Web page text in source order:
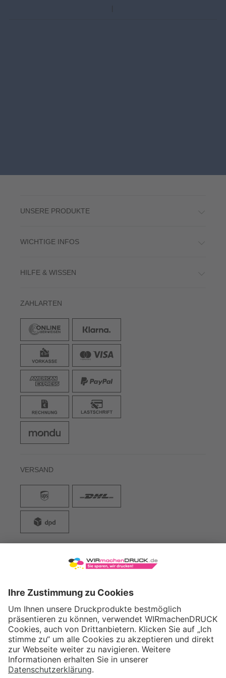
UNSERE PRODUKTE
WICHTIGE INFOS
HILFE & WISSEN
ZAHLARTEN
VERSAND
WIRmachenDRUCK GmbH
71522 Backnang
Tel.: +49 (0) 711 995 982 - 20
Fax: +49 (0) 711 995 982 - 21
SOCIAL MEDIA